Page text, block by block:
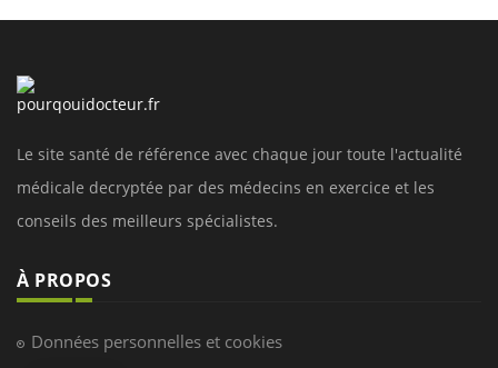
Le site santé de référence avec chaque jour toute l'actualité
médicale decryptée par des médecins en exercice et les
conseils des meilleurs spécialistes.
À PROPOS
Données personnelles et cookies